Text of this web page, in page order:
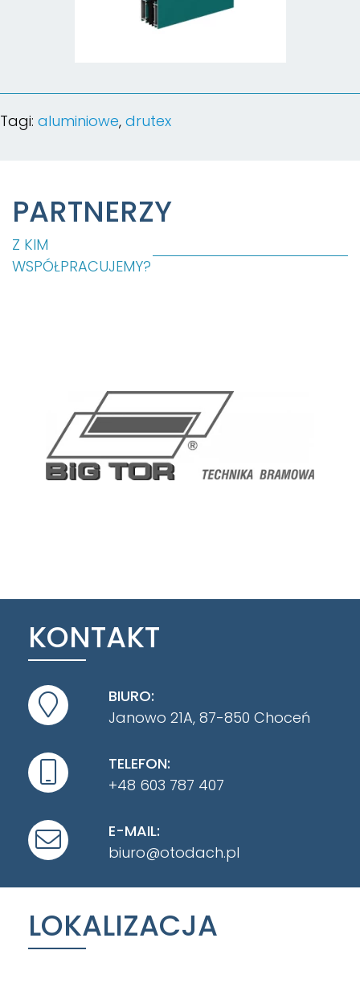
Tagi: aluminiowe, drutex
PARTNERZY
Z KIM
WSPÓŁPRACUJEMY?
KONTAKT
BIURO:
Janowo 21A, 87-850 Choceń
TELEFON:
+48 603 787 407
E-MAIL:
biuro@otodach.pl
LOKALIZACJA